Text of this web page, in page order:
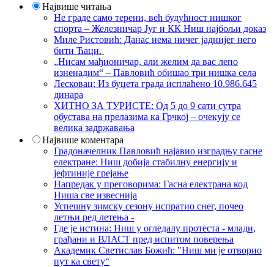
Највише читања
Не граде само терени, већ будућност нишког
спорта – Железничар Југ и КК Ниш најбољи доказ
Миле Ристовић: Данас нема ничег јаднијег него
бити Ћаци.
„Нисам мађионичар, али желим да вас лепо
изненадим“ – Павловић обишао три нишка села
Лесковац; Из буџета града исплаћено 10.986.645
динара
ХИТНО ЗА ТУРИСТЕ: Од 5 до 9 сати сутра
обустава на прелазима ка Грчкој – очекују се
велика задржавања
Највише коментара
Градоначелник Павловић најавио изградњу гасне
електране: Ниш добија стабилну енергију и
јефтиније грејање
Напредак у преговорима: Гасна електрана код
Ниша све извеснија
Успешну зимску сезону испратио снег, почео
летњи ред летења -
Где је истина: Ниш у огледалу протеста - млади,
грађани и ВЛАСТ пред испитом поверења
Академик Светислав Божић: "Ниш ми је отворио
пут ка свету“